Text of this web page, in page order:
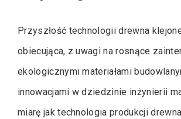
Przyszłość technologii drewna
obiecująca, z uwagi na rosnące
ekologicznymi materiałami
innowacjami w dziedzinie inżynierii
miarę jak technologia produkcji